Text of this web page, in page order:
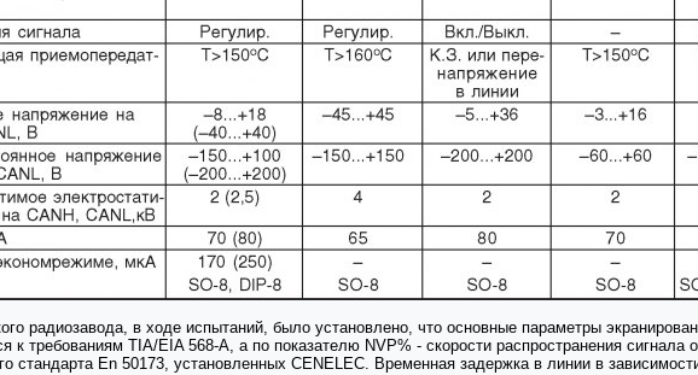
радиозавода, в ходе испытаний, было установлено, что основные параметры
требованиям TIA/EIA 568-A, а по показателю NVP% - скорости распространения сигнала
стандарта En 50173, установленных CENELEC. Временная задержка в линии в